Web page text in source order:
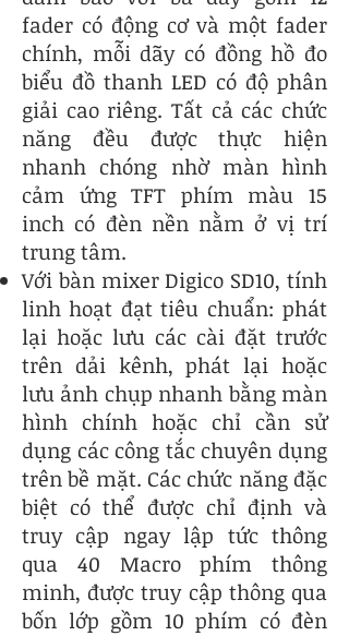
fader có động cơ và một fader
chính, mỗi dãy có đồng hồ đo
biểu đồ thanh LED có độ phân
giải cao riêng. Tất cả các chức
năng đều được thực hiện
nhanh chóng nhờ màn hình
cảm ứng TFT phím màu 15
inch có đèn nền nằm ở vị trí
trung tâm.
Với bàn mixer Digico SD10, tính
linh hoạt đạt tiêu chuẩn: phát
lại hoặc lưu các cài đặt trước
trên dải kênh, phát lại hoặc
lưu ảnh chụp nhanh bằng màn
hình chính hoặc chỉ cần sử
dụng các công tắc chuyên dụng
trên bề mặt. Các chức năng đặc
biệt có thể được chỉ định và
truy cập ngay lập tức thông
qua 40 Macro phím thông
minh, được truy cập thông qua
bốn lớp gồm 10 phím có đèn